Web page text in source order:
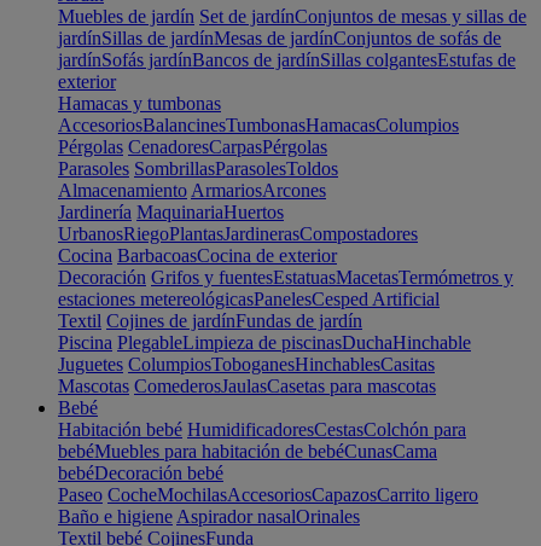
Muebles de jardín Set de jardínConjuntos de mesas y sillas de
jardínSillas de jardínMesas de jardínConjuntos de sofás de
jardínSofás jardínBancos de jardínSillas colgantesEstufas de
exterior
Hamacas y tumbonas
AccesoriosBalancinesTumbonasHamacasColumpios
Pérgolas CenadoresCarpasPérgolas
Parasoles SombrillasParasolesToldos
Almacenamiento ArmariosArcones
Jardinería MaquinariaHuertos
UrbanosRiegoPlantasJardinerasCompostadores
Cocina BarbacoasCocina de exterior
Decoración Grifos y fuentesEstatuasMacetasTermómetros y
estaciones metereológicasPanelesCesped Artificial
Textil Cojines de jardínFundas de jardín
Piscina PlegableLimpieza de piscinasDuchaHinchable
Juguetes ColumpiosToboganesHinchablesCasitas
Mascotas ComederosJaulasCasetas para mascotas
Bebé
Habitación bebé HumidificadoresCestasColchón para
bebéMuebles para habitación de bebéCunasCama
bebéDecoración bebé
Paseo CocheMochilasAccesoriosCapazosCarrito ligero
Baño e higiene Aspirador nasalOrinales
Textil bebé CojinesFunda